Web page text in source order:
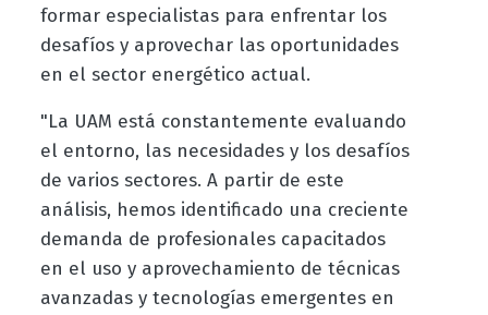
formar especialistas para enfrentar los
desafíos y aprovechar las oportunidades
en el sector energético actual.
"La UAM está constantemente evaluando
el entorno, las necesidades y los desafíos
de varios sectores. A partir de este
análisis, hemos identificado una creciente
demanda de profesionales capacitados
en el uso y aprovechamiento de técnicas
avanzadas y tecnologías emergentes en